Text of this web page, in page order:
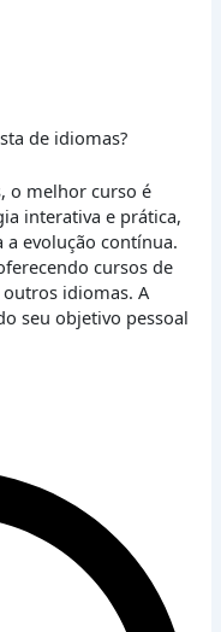
de idiomas?
o melhor curso é
interativa e prática,
evolução contínua.
cursos de
idiomas. A
seu objetivo pessoal